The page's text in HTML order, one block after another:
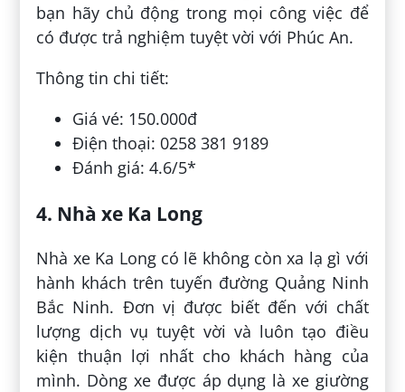
bạn hãy chủ động trong mọi công việc để
có được trả nghiệm tuyệt vời với Phúc An.
Thông tin chi tiết:
Giá vé: 150.000đ
Điện thoại: 0258 381 9189
Đánh giá: 4.6/5*
4. Nhà xe Ka Long
Nhà xe Ka Long có lẽ không còn xa lạ gì với
hành khách trên tuyến đường Quảng Ninh
Bắc Ninh. Đơn vị được biết đến với chất
lượng dịch vụ tuyệt vời và luôn tạo điều
kiện thuận lợi nhất cho khách hàng của
mình. Dòng xe được áp dụng là xe giường